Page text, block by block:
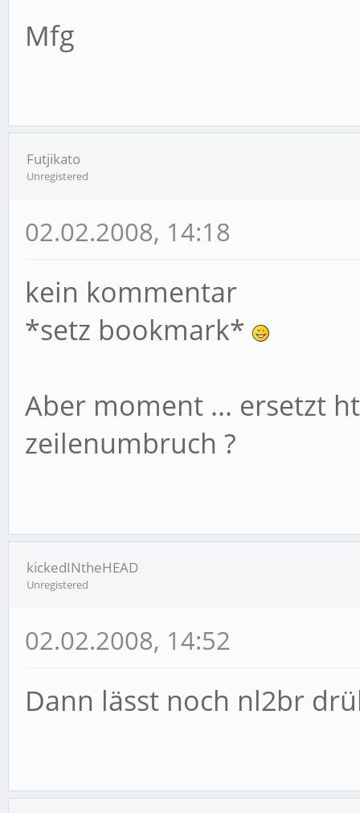
Mfg
Futjikato
Unregistered
02.02.2008, 14:18
kein kommentar
*setz bookmark*
Aber moment ... ersetzt
zeilenumbruch ?
kickedINtheHEAD
Unregistered
02.02.2008, 14:52
Dann lässt noch nl2br